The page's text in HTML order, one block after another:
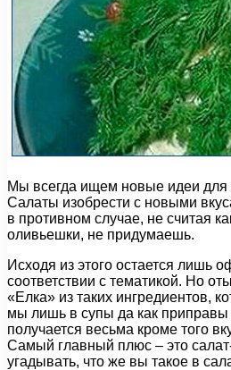
Мы всегда ищем новые идеи для
Салаты изобрести с новыми
в противном случае, не считая
оливьешки, не придумаешь.
Исходя из этого остается лишь
соответствии с тематикой. Но
«Елка» из таких ингредиентов,
мы лишь в супы да как
получается весьма кроме того
Самый главный плюс – это салат-
угадывать, что же вы такое в